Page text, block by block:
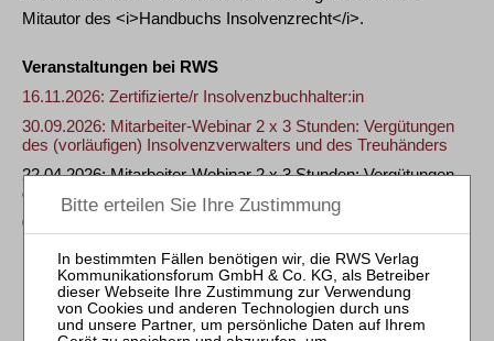
Mitautor des <i>Handbuchs Insolvenzrecht</i>.
Veranstaltungen bei RWS
16.11.2026: Zertifizierte/r Insolvenzbuchhalter:in
30.09.2026: Mitarbeiter-Webinar 2 x 3 Stunden: Vergütungen
des (vorläufigen) Insolvenzverwalters und des Treuhänders
22.04.2026: Mitarbeiter-Webinar 2 x 3 Stunden: Vergütungen
des (vorläufigen) Insolvenzverwalters und des Treuhänders
01.12.2025: Zertifizierte/r Insolvenzbuchhalter:in
Publikationen bei RWS
Insolvenzbuchhaltung
InsVV